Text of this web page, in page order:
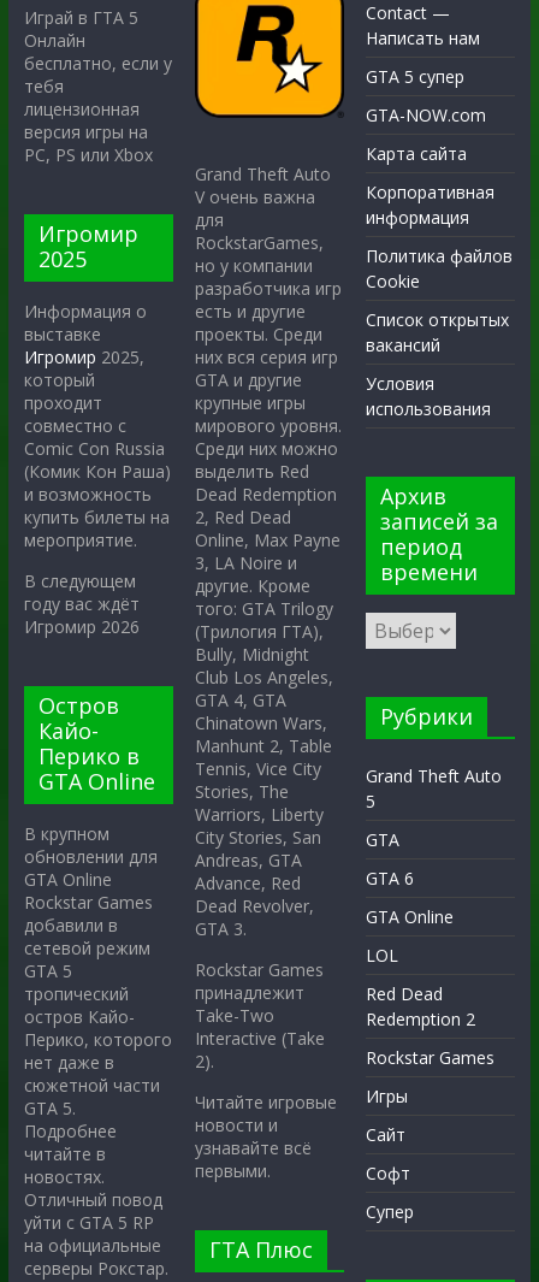
Играй в ГТА 5
Онлайн
бесплатно, если у
тебя
лицензионная
версия игры на
PC, PS или Xbox
Игромир
2025
Информация о
выставке
Игромир 2025,
который
проходит
совместно с
Comic Con Russia
(Комик Кон Раша)
и возможность
купить билеты на
мероприятие.
В следующем
году вас ждёт
Игромир 2026
Остров
Кайо-
Перико в
GTA Online
В крупном
обновлении для
GTA Online
Rockstar Games
добавили в
сетевой режим
GTA 5
тропический
остров Кайо-
Перико, которого
нет даже в
сюжетной части
GTA 5.
Подробнее
читайте в
новостях.
Отличный повод
уйти с GTA 5 RP
на официальные
серверы Рокстар.
Grand Theft Auto
V очень важна
для
RockstarGames,
но у компании
разработчика игр
есть и другие
проекты. Среди
них вся серия игр
GTA и другие
крупные игры
мирового уровня.
Среди них можно
выделить Red
Dead Redemption
2, Red Dead
Online, Max Payne
3, LA Noire и
другие. Кроме
того: GTA Trilogy
(Трилогия ГТА),
Bully, Midnight
Club Los Angeles,
GTA 4, GTA
Chinatown Wars,
Manhunt 2, Table
Tennis, Vice City
Stories, The
Warriors, Liberty
City Stories, San
Andreas, GTA
Advance, Red
Dead Revolver,
GTA 3.
Rockstar Games
принадлежит
Take-Two
Interactive (Take
2).
Читайте игровые
новости и
узнавайте всё
первыми.
ГТА Плюс
Contact —
Написать нам
GTA 5 супер
GTA-NOW.com
Карта сайта
Корпоративная
информация
Политика файлов
Cookie
Список открытых
вакансий
Условия
использования
Архив
записей за
период
времени
Рубрики
Grand Theft Auto
5
GTA
GTA 6
GTA Online
LOL
Red Dead
Redemption 2
Rockstar Games
Игры
Сайт
Софт
Супер